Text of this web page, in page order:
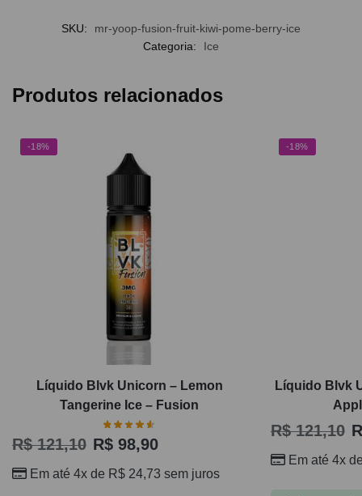
SKU:
mr-yoop-fusion-fruit-kiwi-pome-berry-ice
Categoria:
Ice
Produtos relacionados
-18%
Líquido Blvk Unicorn – Lemon
Tangerine Ice – Fusion
R$121,10 R$ 98,90
Em até 4x de R$ 24,73 sem juros
-18%
Líquido Blvk
R$121,10
Em até 4x